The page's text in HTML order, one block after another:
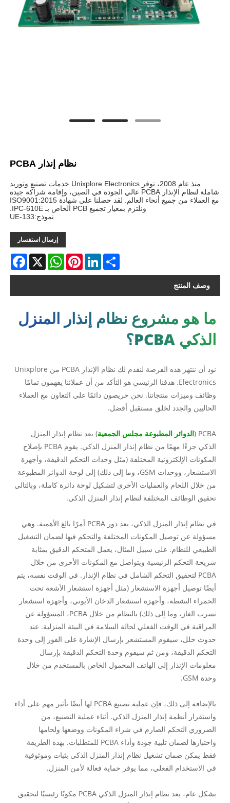
نظام إنذار PCBA
منذ عام 2008، توفر Unixplore Electronics خدمات تصنيع وتوريد
شاملة لنظام الإنذار PCBA عالي الجودة في الصين، وإقامة شراكة جيدة
مع العملاء من جميع أنحاء العالم. لقد حصلنا على شهادة ISO9001:2015
ونلتزم بمعيار تجميع PCB الخاص بـ IPC-610E.
نموذج:UE-133
إرسال استفسار
X
WhatsAppPinterestLinkedInShare
وصف المنتج
ما هو مشروع نظام إنذار المنزل
الذكي PCBA؟
نود أن ننتهز هذه الفرصة لنقدم لك نظام الإنذار PCBA من Unixplore
Electronics. هدفنا الرئيسي هو التأكد من أن عملائنا يفهمون تمامًا
وظائف وميزات منتجاتنا. نحن حريصون دائمًا على التعاون مع العملاء
الحاليين والجدد لخلق مستقبل أفضل.
PCBA ( الدوائر المطبوعة مجلس الجمعية) يعد نظام إنذار المنزل
الذكي جزءًا مهمًا من نظام إنذار المنزل الذكي. يقوم PCBA بإصلاح
المكونات الإلكترونية المختلفة (مثل وحدات التحكم الدقيقة، وأجهزة
الاستشعار، ووحدات GSM، وما إلى ذلك) إلى لوحة الدوائر المطبوعة
من خلال اللحام والعمليات الأخرى لتشكيل لوحة دائرة كاملة، وبالتالي
تحقيق الوظائف المختلفة لنظام إنذار المنزل الذكي.
في نظام إنذار المنزل الذكي، يعد دور PCBA أمرًا بالغ الأهمية. وهي
مسؤولة عن توصيل المكونات المختلفة والتحكم فيها لضمان التشغيل
الطبيعي للنظام. على سبيل المثال، يعمل المتحكم الدقيق بمثابة
شريحة التحكم الرئيسية ويتواصل مع المكونات الأخرى من خلال
PCBA لتحقيق التحكم الشامل في نظام الإنذار. في الوقت نفسه، يتم
أيضًا توصيل أجهزة الاستشعار (مثل أجهزة استشعار الأشعة تحت
الحمراء النشطة، وأجهزة استشعار الدخان الأيوني، وأجهزة استشعار
تسرب الغاز، وما إلى ذلك) بالنظام من خلال PCBA، المسؤولة عن
المراقبة في الوقت الفعلي لحالة السلامة في البيئة المنزلية. عند
حدوث خلل، سيقوم المستشعر بإرسال الإشارة على الفور إلى وحدة
التحكم الدقيقة، ومن ثم سيقوم وحدة التحكم الدقيقة بإرسال
معلومات الإنذار إلى الهاتف المحمول الخاص بالمستخدم من خلال
وحدة GSM.
بالإضافة إلى ذلك، فإن عملية تصنيع PCBA لها أيضًا تأثير مهم على أداء
واستقرار أنظمة إنذار المنزل الذكي. أثناء عملية التصنيع، من
الضروري التحكم الصارم في شراء المكونات ووضعها ولحامها
واختبارها لضمان تلبية جودة وأداء PCBA للمتطلبات. بهذه الطريقة
فقط يمكن ضمان تشغيل نظام إنذار المنزل الذكي بثبات وموثوقية
في الاستخدام الفعلي، مما يوفر حماية فعالة لأمن المنزل.
بشكل عام، يعد نظام إنذار المنزل الذكي PCBA مكونًا رئيسيًا لتحقيق